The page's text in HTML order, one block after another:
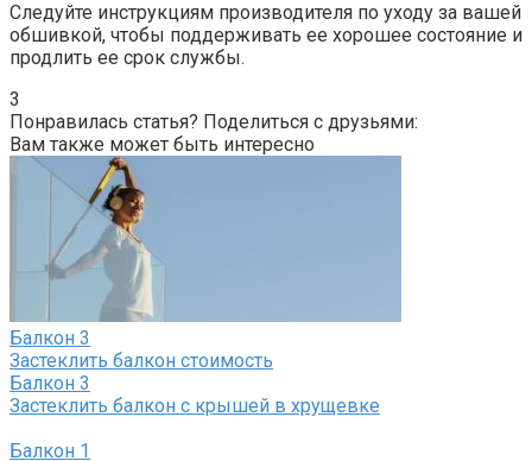
Следуйте инструкциям производителя по уходу за вашей
обшивкой, чтобы поддерживать ее хорошее состояние и
продлить ее срок службы.​
3
Понравилась статья? Поделиться с друзьями:
Вам также может быть интересно
Балкон 3
Застеклить балкон стоимость
Балкон 3
Застеклить балкон с крышей в хрущевке
Балкон 1